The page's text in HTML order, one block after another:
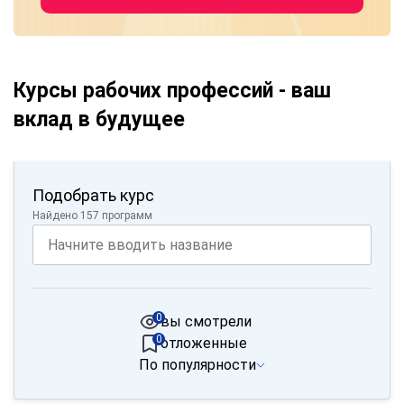
Курсы рабочих профессий - ваш
вклад в будущее
Подобрать курс
Найдено 157 программ
вы смотрели
0
отложенные
0
По популярности